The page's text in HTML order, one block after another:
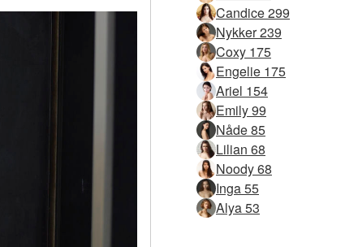
Candice 299
Nykker 239
Coxy 175
Engelie 175
Ariel 154
Emily 99
Nåde 85
Lilian 68
Noody 68
Inga 55
Alya 53